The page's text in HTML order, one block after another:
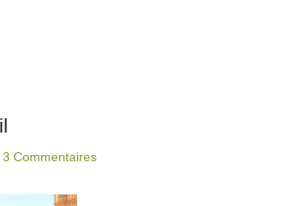
3 Commentaires